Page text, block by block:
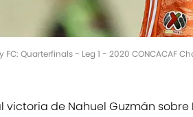
FC: Quarterfinals - Leg 1 - 2020 CONCACAF
victoria de Nahuel Guzmán